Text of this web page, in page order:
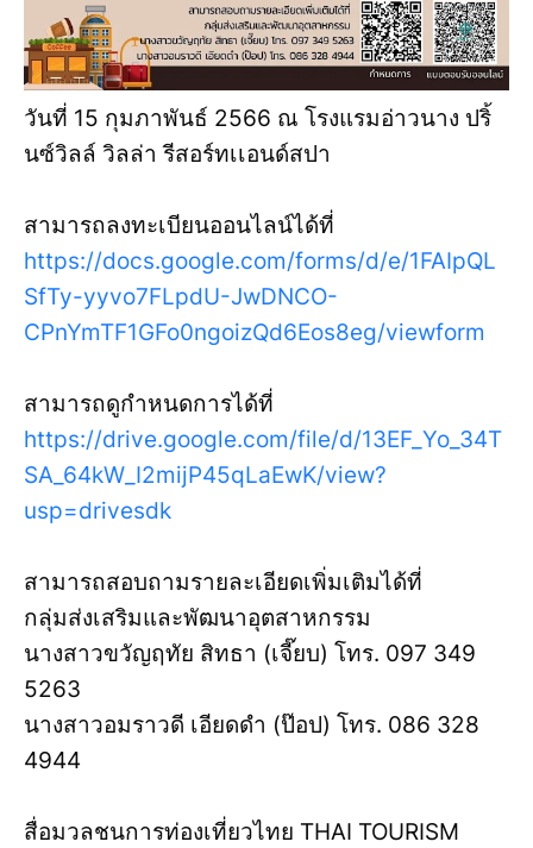
วันที่ 15 กุมภาพันธ์ 2566 ณ โรงแรมอ่าวนาง ปริ้
นซ์วิลล์ วิลล่า รีสอร์ทเเอนด์สปา
สามารถลงทะเบียนออนไลน์ได้ที่
https://docs.google.com/forms/d/e/1FAIpQL
SfTy-yyvo7FLpdU-JwDNCO-
CPnYmTF1GFo0ngoizQd6Eos8eg/viewform
สามารถดูกำหนดการได้ที่
https://drive.google.com/file/d/13EF_Yo_34T
SA_64kW_I2mijP45qLaEwK/view?
usp=drivesdk
สามารถสอบถามรายละเอียดเพิ่มเติมได้ที่
กลุ่มส่งเสริมและพัฒนาอุตสาหกรรม
นางสาวขวัญฤทัย สิทธา (เจี๊ยบ) โทร. 097 349
5263
นางสาวอมราวดี เอียดดำ (ป๊อป) โทร. 086 328
4944
สื่อมวลชนการท่องเที่ยวไทย THAI TOURISM